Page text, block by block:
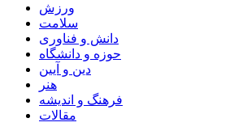
ورزش
سلامت
دانش و فناوری
حوزه و دانشگاه
دین و آیین
هنر
فرهنگ و اندیشه
مقالات